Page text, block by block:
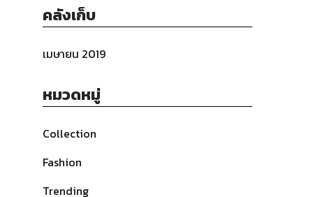
คลังเก็บ
เมษายน 2019
หมวดหมู่
Collection
Fashion
Trending